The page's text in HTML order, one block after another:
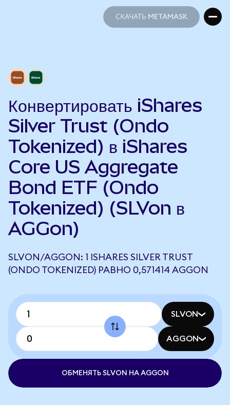
СКАЧАТЬ METAMASK
Конвертировать iShares
Silver Trust (Ondo
Tokenized) в iShares
Core US Aggregate
Bond ETF (Ondo
Tokenized) (SLVon в
AGGon)
SLVON/AGGON: 1 ISHARES SILVER TRUST
(ONDO TOKENIZED) РАВНО 0,571414 AGGON
SLVON
AGGON
ОБМЕНЯТЬ SLVON НА AGGON